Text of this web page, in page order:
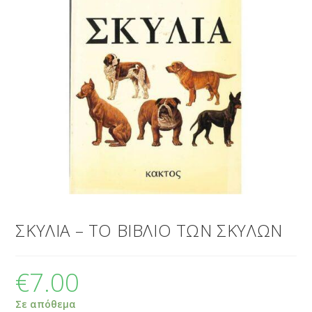
ΣΚΥΛΙΑ – ΤΟ ΒΙΒΛΙΟ ΤΩΝ ΣΚΥΛΩΝ
€7.00
Σε απόθεμα